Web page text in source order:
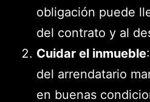
obligación puede
del contrato y al
Cuidar el inmueble
del arrendatario
en buenas